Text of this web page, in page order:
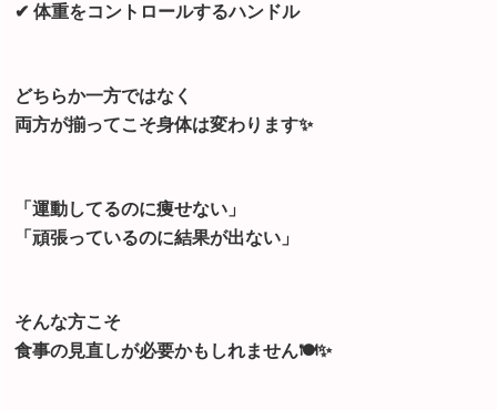
✔ 体重をコントロールするハンドル
どちらか一方ではなく
両方が揃ってこそ身体は変わります✨
「運動してるのに痩せない」
「頑張っているのに結果が出ない」
そんな方こそ
食事の見直しが必要かもしれません🍽️✨